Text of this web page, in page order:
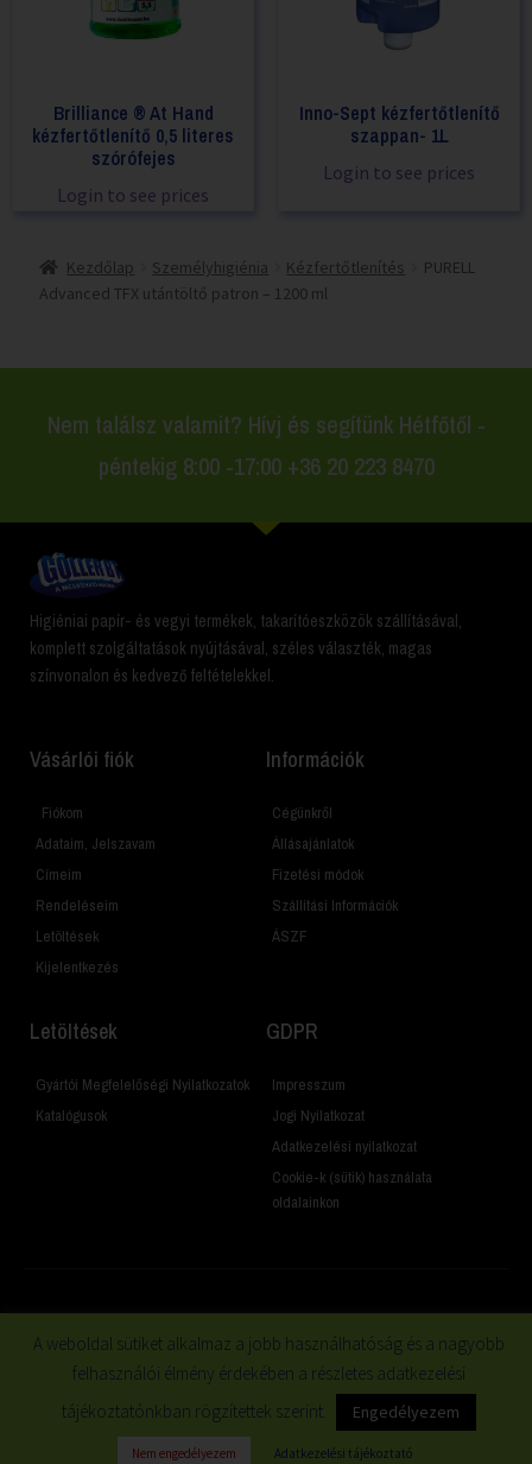
Brilliance ® At Hand
kézfertőtlenítő 0,5 literes
szórófejes
Login to see prices
Inno-Sept kézfertőtlenítő
szappan- 1L
Login to see prices
Kezdőlap Személyhigiénia Kézfertőtlenítés
PURELL
Advanced TFX utántöltő patron – 1200 ml
Nem találsz valamit? Hívj és segítünk Hétfőtől -
péntekig 8:00 -17:00 +36 20 223 8470
Higiéniai papír- és vegyi termékek, takarítóeszközök szállításával,
komplett szolgáltatások nyújtásával, széles választék, magas
színvonalon és kedvező feltételekkel.
Vásárlói fiók
Fiókom
Adataim, Jelszavam
Címeim
Rendeléseim
Letöltések
Kijelentkezés
Információk
Cégünkről
Állásajánlatok
Fizetési módok
Szállítási Információk
ÁSZF
Letöltések
Gyártói Megfelelőségi Nyilatkozatok
Katalógusok
GDPR
Impresszum
Jogi Nyilatkozat
Adatkezelési nyilatkozat
Cookie-k (sütik) használata
oldalainkon
A weboldal sütiket alkalmaz a jobb használhatóság és a nagyobb
felhasználói élmény érdekében a részletes adatkezelési
tájékoztatónkban rögzítettek szerint.
Engedélyezem
Nem engedélyezem Adatkezelési tájékoztató